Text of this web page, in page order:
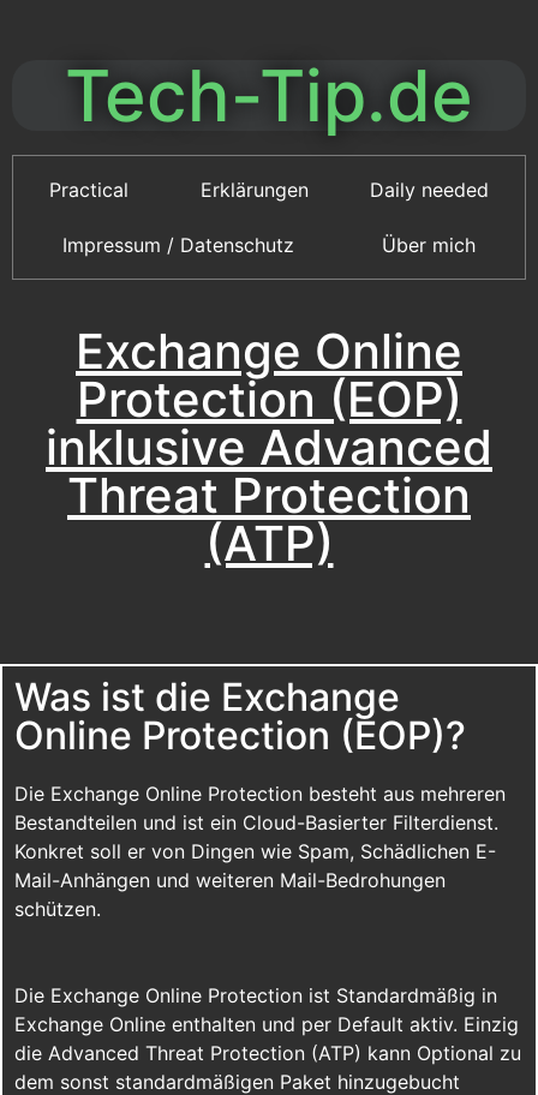
Tech-Tip.de
Practical Erklärungen Daily needed
Impressum / Datenschutz Über mich
Exchange Online
Protection (EOP)
inklusive Advanced
Threat Protection
(ATP)
Was ist die Exchange
Online Protection (EOP)?
Die Exchange Online Protection besteht aus mehreren
Bestandteilen und ist ein Cloud-Basierter Filterdienst.
Konkret soll er von Dingen wie Spam, Schädlichen E-
Mail-Anhängen und weiteren Mail-Bedrohungen
schützen.
Die Exchange Online Protection ist Standardmäßig in
Exchange Online enthalten und per Default aktiv. Einzig
die Advanced Threat Protection (ATP) kann Optional zu
dem sonst standardmäßigen Paket hinzugebucht